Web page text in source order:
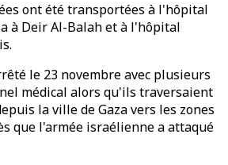
ont été transportées à l'hôpital
à Deir Al-Balah et à l'hôpital
le 23 novembre avec plusieurs
médical alors qu'ils traversaient
la ville de Gaza vers les zones
que l'armée israélienne a attaqué